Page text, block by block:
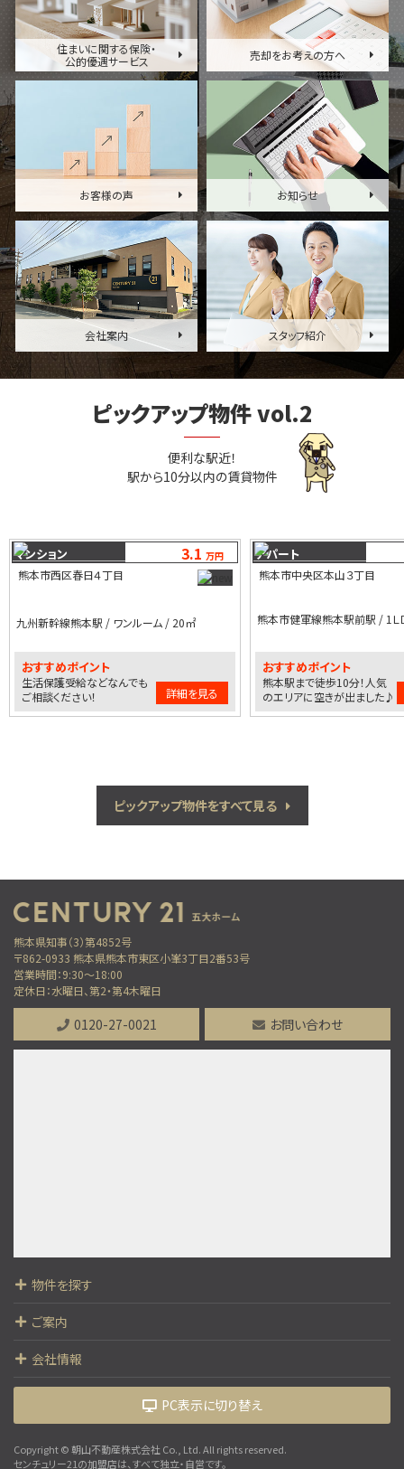
住まいに関する保険・
公的優遇サービス
売却をお考えの方へ
お客様の声 お知らせ
会社案内 スタッフ紹介
ピックアップ物件 vol.2
便利な駅近！
駅から10分以内の賃貸物件
マンション 3.1 万円
熊本市西区春日４丁目
九州新幹線熊本駅 / ワンルーム / 20㎡
おすすめポイント
生活保護受給などなんでも
ご相談ください！
詳細を見る
アパート
熊本市中央区本山３丁目
熊本市健軍線熊本駅前駅 / 1Ｌ
おすすめポイント
熊本駅まで徒歩10分！人気
のエリアに空きが出ました♪
ピックアップ物件をすべて見る
熊本県知事（3）第4852号
〒862-0933 熊本県熊本市東区小峯3丁目2番53号
営業時間：9:30～18:00
定休日：水曜日、第2・第4木曜日
0120-27-0021 お問い合わせ
物件を探す
ご案内
会社情報
PC表示に切り替え
Copyright © 朝山不動産株式会社 Co., Ltd. All rights reserved.
センチュリー21の加盟店は、すべて独立・自営です。